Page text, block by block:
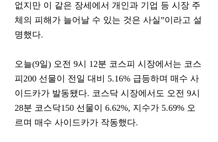
없지만 이 같은 장세에서 개인과 기업 등 시장 주
체의 피해가 늘어날 수 있는 것은 사실”이라고 설
명했다.
오늘(9일) 오전 9시 12분 코스피 시장에서는 코스
피200 선물이 전일 대비 5.16% 급등하며 매수 사
이드카가 발동됐다. 코스닥 시장에서도 오전 9시
28분 코스닥150 선물이 6.62%, 지수가 5.69% 오
르며 매수 사이드카가 작동했다.